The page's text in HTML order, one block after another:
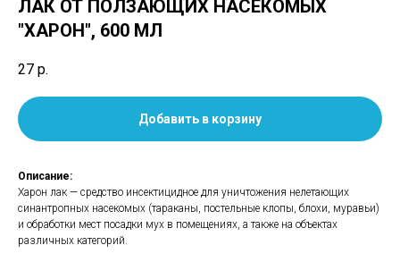
ЛАК ОТ ПОЛЗАЮЩИХ НАСЕКОМЫХ
"ХАРОН", 600 МЛ
27 р.
Добавить в корзину
Описание:
Харон лак — средство инсектицидное для уничтожения нелетающих
синантропных насекомых (тараканы, постельные клопы, блохи, муравьи)
и обработки мест посадки мух в помещениях, а также на объектах
различных категорий.